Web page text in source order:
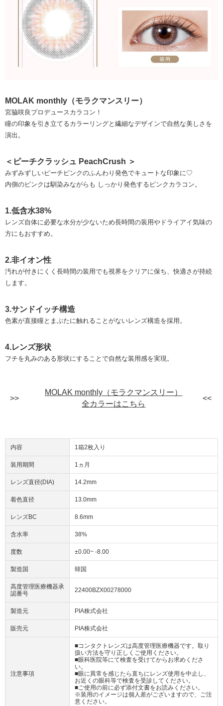
MOLAK monthly（モラクマンスリー）
宮脇咲良プロデュースカラコン！
瞳の印象を引き立てるカラーリングと繊細なデザインで自然な美しさを
演出。
＜ピーチクラッシュ PeachCrush ＞
みずみずしいピーチピンクのふんわり発色でキュートな印象に♡
内側のピンクは馴染みながらも しっかり発色するピンクカラコン。
1.低含水38%
レンズ自体に必要な水分が少ないため長時間の装用やドライアイ気味の
方にもおすすめ。
2.非イオン性
汚れが付きにくく長時間の装用でも視界をクリアに保ち、快適さが持続
します。
3.サンドイッチ構造
色素が直接瞳とまぶたに触れることがないレンズ構造を採用。
4.レンズ形状
フチを丸みのある形状にすることで自然な装用感を実現。
MOLAK monthly（モラクマンスリー）
全カラーはこちら
内容 1箱2枚入り
装用期間 1ヵ月
レンズ直径(DIA) 14.2mm
着色直径 13.0mm
レンズBC 8.6mm
含水率 38%
度数 ±0.00~ -8.00
製造国 韓国
高度管理医療機器承
認番号
22400BZX00278000
製造元 PIA株式会社
販売元 PIA株式会社
注意事項
■コンタクトレンズは高度管理医療機器です。取り
扱い方法を守り正しくご使用ください。
■眼科医院等にて検査を受けてからお求めくださ
い。
■眼に異常を感じたら直ちにレンズ使用を中止し、
お近くの眼科等で検査を受診してください。
■ご使用の前に必ず添付文書をお読みください。
※装用のイメージは個人差がございますので、ご注
意ください。